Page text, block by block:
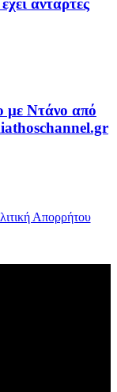
αντάρτες
Ντάνο από
Απορρήτου